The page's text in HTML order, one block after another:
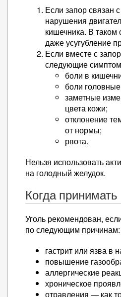
Если запор связан
нарушения
кишечника. В таком
даже усугубление
Если вместе с
следующие
боли в
боли
заметные
цвета кожи;
отклонение
от нормы;
рвота.
Нельзя использовать
на голодный желудок.
Когда принимать
Уголь рекомендован,
по следующим причинам:
гастрит или язва в
повышение
аллергические
хроническое
отравления — как